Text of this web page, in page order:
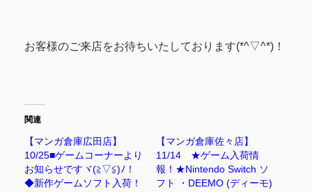
お客様のご来店をお待ちいたしております(*^▽^*)！
関連
【マンガ倉庫広田店】
10/25■ゲームコーナーより
お知らせですヾ(≧▽≦)ﾉ！
◆新作ゲームソフト入荷！
【マンガ倉庫佐々店】
11/14 ★ゲーム入荷情
報！★Nintendo Switch ソ
フト ・DEEMO (ディーモ)